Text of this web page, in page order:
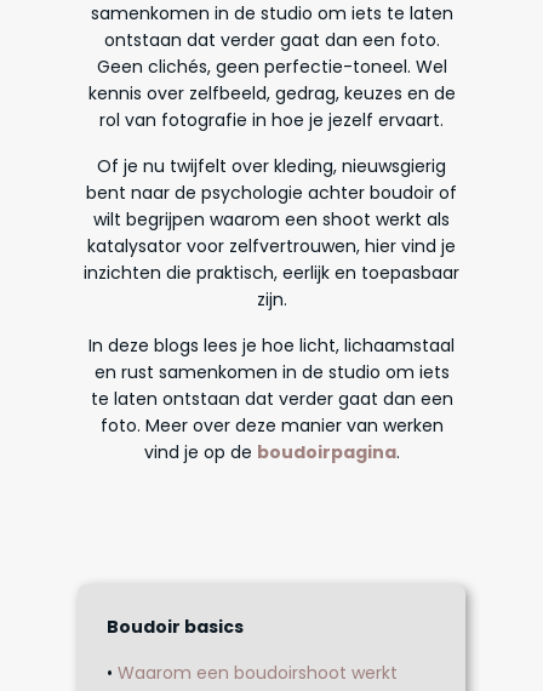
samenkomen in de studio om iets te laten
ontstaan dat verder gaat dan een foto.
Geen clichés, geen perfectie-toneel. Wel
kennis over zelfbeeld, gedrag, keuzes en de
rol van fotografie in hoe je jezelf ervaart.
Of je nu twijfelt over kleding, nieuwsgierig
bent naar de psychologie achter boudoir of
wilt begrijpen waarom een shoot werkt als
katalysator voor zelfvertrouwen, hier vind je
inzichten die praktisch, eerlijk en toepasbaar
zijn.
In deze blogs lees je hoe licht, lichaamstaal
en rust samenkomen in de studio om iets
te laten ontstaan dat verder gaat dan een
foto. Meer over deze manier van werken
vind je op de boudoirpagina.
• Waarom een boudoirshoot werkt
Boudoir basics